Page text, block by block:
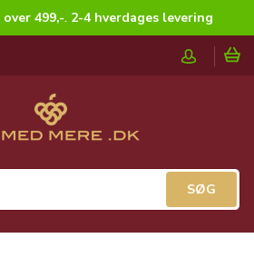
499,-. 2-4 hverdages levering